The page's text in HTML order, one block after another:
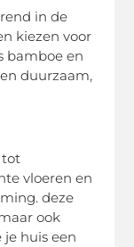
in de
kiezen voor
bamboe en
duurzaam,
tot
vloeren en
deze
ook
huis een